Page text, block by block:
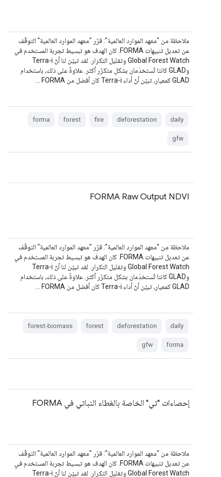
ملاحظة من "معهد الموارد العالمية": قرّر "معهد الموارد العالمية" التوقّف
عن تعديل تنبيهات FORMA. كان الهدف هو تبسيط تجربة المستخدم في
Global Forest Watch وتقليل التكرار. لقد تبيّن لنا أنّ Terra-i
وGLAD كانتا تُستخدَمان بشكل متكرّر أكثر. علاوةً على ذلك، باستخدام
GLAD كمعيار، تبيّن أنّ أداء Terra-i كان أفضل من FORMA …
daily
deforestation
fire
forest
forma
gfw
FORMA Raw Output NDVI
ملاحظة من "معهد الموارد العالمية": قرّر "معهد الموارد العالمية" التوقّف
عن تعديل تنبيهات FORMA. كان الهدف هو تبسيط تجربة المستخدم في
Global Forest Watch وتقليل التكرار. لقد تبيّن لنا أنّ Terra-i
وGLAD كانتا تُستخدَمان بشكل متكرّر أكثر. علاوةً على ذلك، باستخدام
GLAD كمعيار، تبيّن أنّ أداء Terra-i كان أفضل من FORMA …
daily
deforestation
forest
forest-biomass
forma
gfw
إحصاءات "تي" الخاصة بالغطاء النباتي في FORMA
ملاحظة من "معهد الموارد العالمية": قرّر "معهد الموارد العالمية" التوقّف
عن تعديل تنبيهات FORMA. كان الهدف هو تبسيط تجربة المستخدم في
Global Forest Watch وتقليل التكرار. لقد تبيّن لنا أنّ Terra-i